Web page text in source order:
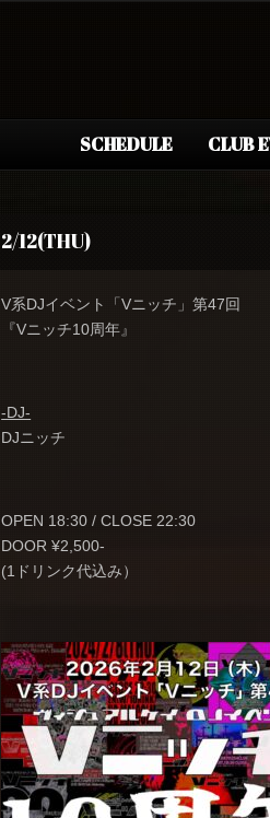
SCHEDULE CLUB
2/12(THU)
V系DJイベント「Vニッチ」第47回
『Vニッチ10周年』
-DJ-
DJニッチ
OPEN 18:30 / CLOSE 22:30
DOOR ¥2,500-
(1ドリンク代込み）